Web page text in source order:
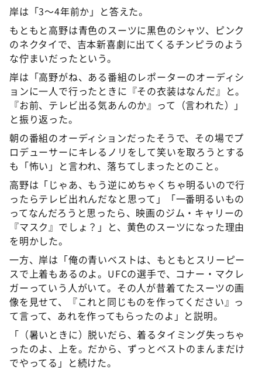
岸は「3～4年前か」と答えた。
もともと高野は青色のスーツに黒色のシャツ、ピンク
のネクタイで、吉本新喜劇に出てくるチンピラのよう
な佇まいだったという。
岸は「高野がね、ある番組のレポーターのオーディシ
ョンに一人で行ったときに『その衣装はなんだ』と。
『お前、テレビ出る気あんのか』って（言われた）」
と振り返った。
朝の番組のオーディションだったそうで、その場でプ
ロデューサーにキレるノリをして笑いを取ろうとする
も「怖い」と言われ、落ちてしまったとのこと。
高野は「じゃあ、もう逆にめちゃくちゃ明るいので行
ったらテレビ出れんだなと思って」「一番明るいもの
ってなんだろうと思ったら、映画のジム・キャリーの
『マスク』でしょ？」と、黄色のスーツになった理由
を明かした。
一方、岸は「俺の青いベストは、もともとスリーピー
スで上着もあるのよ。UFCの選手で、コナー・マクレ
ガーっていう人がいて。その人が昔着てたスーツの画
像を見せて、『これと同じものを作ってください』っ
て言って、あれを作ってもらったのよ」と説明。
「（暑いときに）脱いだら、着るタイミング失っちゃ
ったのよ、上を。だから、ずっとベストのまんまだけ
でやってる」と続けた。